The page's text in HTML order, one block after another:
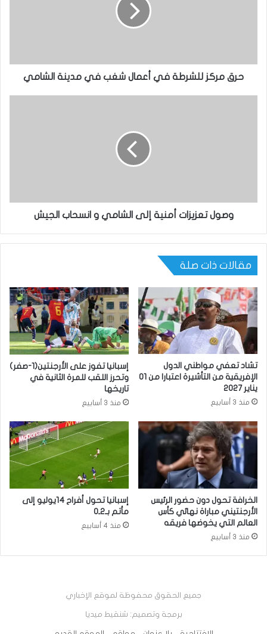
حرق مركز للشرطة في أعمال شغب في مدينة الشامي
وصول تعزيزات أمنية إلى الشامي و انسحاب الجيش
مقالات ذات صلة
تشاد تعفي مواطني الدول
الإفريقية من التأشيرة اعتبارا من 01
يناير 2027
منذ 3 أسابيع
إسبانيا تفوز على الأرجنتين(1-صفر)
وتحرز اللقب للمرة الثانية في
تاريخها
منذ 3 أسابيع
الخرافة تحول دون حضور الرئيس
الأرجنتيني مباراة نهائي كأس
العالم التي يخوضها فريقه
منذ 3 أسابيع
إسبانيا تحول أفراح 14يوليو إلى
مأتم بـ2ـ0
منذ 4 أسابيع
جميع الحقوق محفوظة لموقع الإخباري
برمجة وتصميم: شنقيط ميديا